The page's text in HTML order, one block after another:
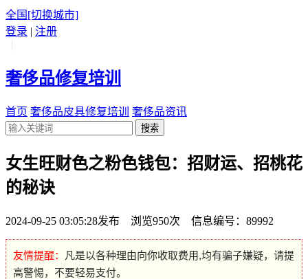
全国 [切换城市]
登录 | 注册
|
奢侈品修复培训
首页 奢侈品皮具修复培训 奢侈品资讯
搜索
女生旺财色之粉色钱包：招财运、招桃花
的秘诀
2024-09-25 03:05:28发布 浏览950次 信息编号：89992
友情提醒：
凡是以各种理由向你收取费用,均有骗子嫌疑，请提
高警惕，不要轻易支付。